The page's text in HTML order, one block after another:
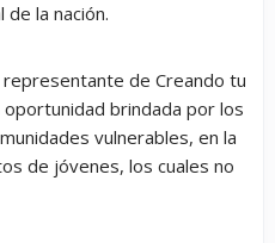
de la nación.
de Creando tu
brindada por los
vulnerables, en la
de jóvenes, los cuales no